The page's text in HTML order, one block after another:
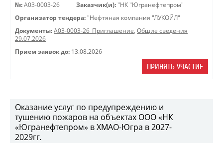
№: A03-0003-26 Заказчик(и): "НК "Югранефтепром"
Организатор тендера: "Нефтяная компания "ЛУКОЙЛ"
Документы: A03-0003-26_Приглашение, Общие сведения
29.07.2026
Прием заявок до: 13.08.2026
ПРИНЯТЬ УЧАСТИЕ
Оказание услуг по предупреждению и
тушению пожаров на объектах ООО «НК
«Югранефтепром» в ХМАО-Югра в 2027-
2029гг.